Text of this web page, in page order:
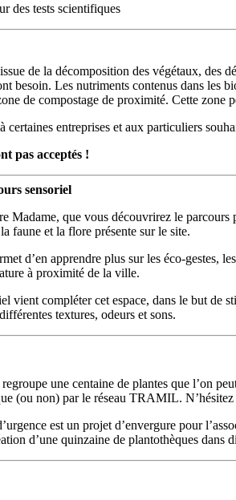
des tests scientifiques
de la décomposition des végétaux, des
besoin. Les nutriments contenus dans les
de compostage de proximité. Cette
certaines entreprises et aux particuliers
pas acceptés !
sensoriel
Madame, que vous découvrirez le
faune et la flore présente sur le site.
d’en apprendre plus sur les éco-gestes,
à proximité de la ville.
vient compléter cet espace, dans le but de
textures, odeurs et sons.
une centaine de plantes que l’on
(ou non) par le réseau TRAMIL.
est un projet d’envergure pour
d’une quinzaine de plantothèques